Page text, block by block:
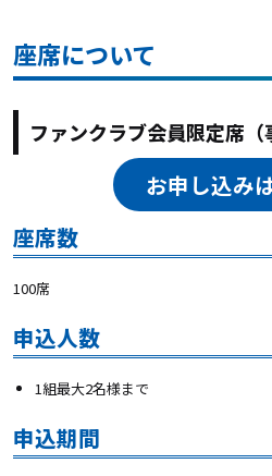
座席について
ファンクラブ会員限定席（
お申し込み
座席数
100席
申込人数
1組最大2名様まで
申込期間